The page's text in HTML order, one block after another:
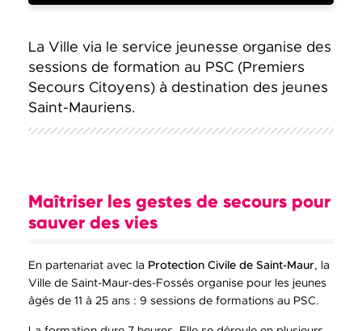
La Ville via le service jeunesse organise des
sessions de formation au PSC (Premiers
Secours Citoyens) à destination des jeunes
Saint-Mauriens.
Maîtriser les gestes de secours pour
sauver des vies
En partenariat avec la Protection Civile de Saint-Maur, la
Ville de Saint-Maur-des-Fossés organise pour les jeunes
âgés de 11 à 25 ans : 9 sessions de formations au PSC.